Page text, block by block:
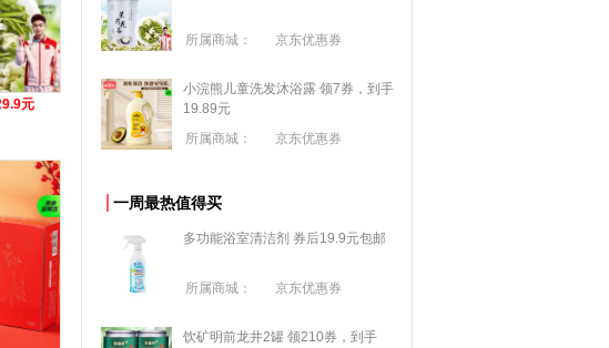
元
所属商城： 京东优惠券
小浣熊儿童洗发沐浴露 领7券，到手
19.89元
所属商城：
京东优惠券
一周最热值得买
多功能浴室清洁剂 券后19.9元包邮
所属商城： 京东优惠券
饮矿明前龙井2罐 领210券，到手